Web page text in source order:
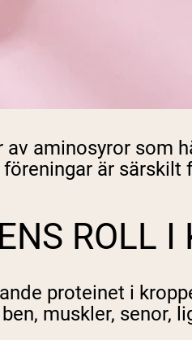
aminosyror som
är
ROLL I
proteinet i
muskler, senor,